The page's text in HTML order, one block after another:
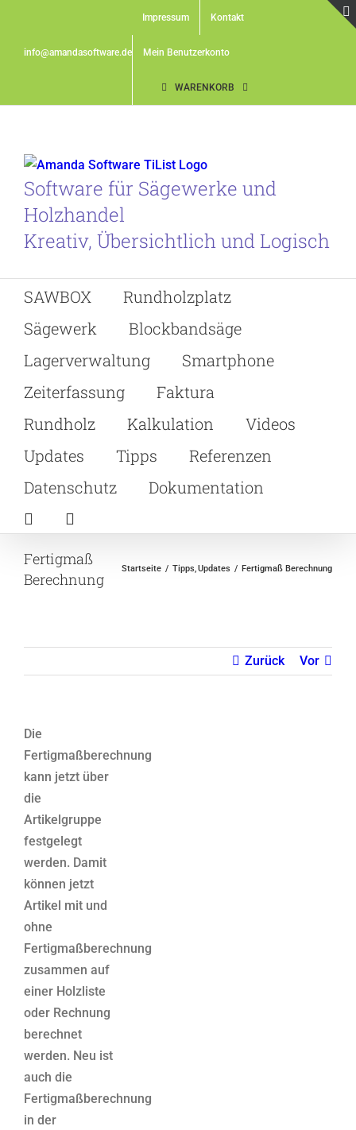
contentinfo@amandasoftware.de
Impressum Kontakt
Mein Benutzerkonto
WARENKORB
Software für Sägewerke und
Holzhandel
Kreativ, Übersichtlich und Logisch
SAWBOX
Rundholzplatz
Sägewerk
Blockbandsäge
Lagerverwaltung
Smartphone
Zeiterfassung
Faktura
Rundholz
Kalkulation
Videos
Updates
Tipps
Referenzen
Datenschutz
Dokumentation
Fertigmaß
Berechnung
Startseite Tipps Updates Fertigmaß Berechnung
Zurück Vor
Die
Fertigmaßberechnung
kann jetzt über
die
Artikelgruppe
festgelegt
werden. Damit
können jetzt
Artikel mit und
ohne
Fertigmaßberechnung
zusammen auf
einer Holzliste
oder Rechnung
berechnet
werden. Neu ist
auch die
Fertigmaßberechnung
in der